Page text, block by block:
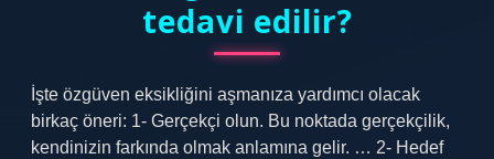
tedavi edilir?
İşte özgüven eksikliğini aşmanıza yardımcı olacak
birkaç öneri: 1- Gerçekçi olun. Bu noktada gerçekçilik,
kendinizin farkında olmak anlamına gelir. … 2- Hedef